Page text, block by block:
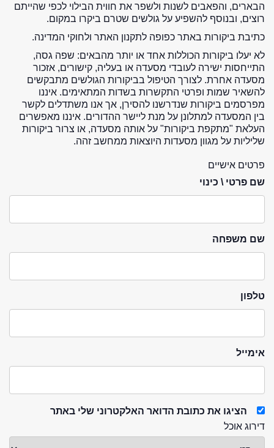
הבארים, והפאבים לשנות ולשפר את חווית הבילוי לכפי שהייתם
רוצים, ובנוסף להשפיע על גולשים שטרם ביקרו במקום.
כתיבת ביקורות באתר כפופה לתקנון האתר ולחוקי המדינה.
לא יעלו ביקורות הכוללות אחד או יותר מהבאים: שפה גסה,
התייחסות ישירה לעובדי מסעדה או בעליה, קישורים, אזכור
מסעדה אחרת. לצורך הטיפול בביקורות הגולשים מתבקשים
להשאיר שמות ופרטי התקשרות בשדות המתאימים. איננו
מפרסמים ביקורות שנדרשנו להסירן, אך אנו משתדלים לקשר
בין המסעדה למתלונן על מנת ליישר ההדורים. איננו מאפשרים
העלאת "מתקפת ביקורות" על אותה מסעדה, או צרור ביקורות
שליליות על מגוון מסעדות היוצאות ממחשב זהה.
פרטים אישיים
שם פרטי \ כינוי
שם משפחה
טלפון
אימייל
הציגו את כתובת הדואר האלקטרוני שלי באתר
דירוג אוכל